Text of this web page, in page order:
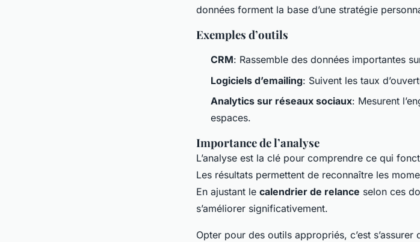
données forment la base d’une stratégie
Exemples d’outils
CRM: Rassemble des données importantes
Logiciels d’emailing: Suivent les taux
Analytics sur réseaux sociaux: Mesurent
espaces.
Importance de l’analyse
L’analyse est la clé pour comprendre ce qui
Les résultats permettent de reconnaître les
En ajustant le calendrier de relance selon ces
s’améliorer significativement.
Opter pour des outils appropriés, c’est